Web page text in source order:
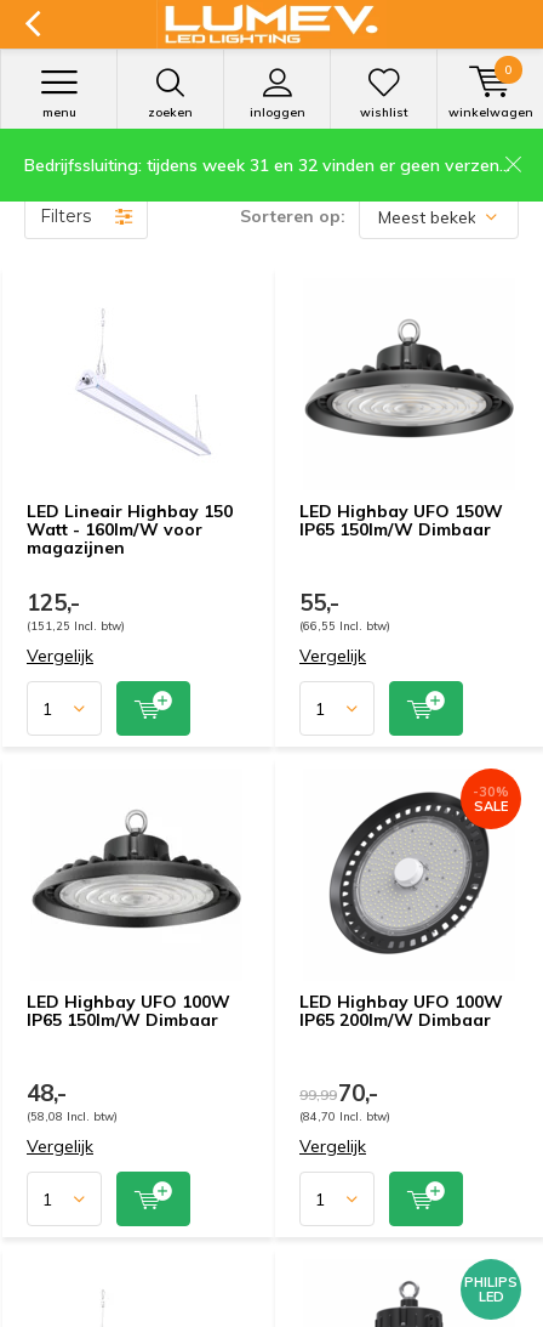
zoeken inloggen
menu wishlist winkelwagen
0
Bedrijfssluiting: tijdens week 31 en 32 vinden er geen verzendingen plaats.
Producten getagd met bedrijfshal
Filters Sorteren op:
LED Lineair Highbay 150
Watt - 160lm/W voor
magazijnen
125,-
(151,25 Incl. btw)
Vergelijk
LED Highbay UFO 150W
IP65 150lm/W Dimbaar
55,-
(66,55 Incl. btw)
Vergelijk
LED Highbay UFO 100W
IP65 150lm/W Dimbaar
48,-
(58,08 Incl. btw)
Vergelijk
LED Highbay UFO 100W
IP65 200lm/W Dimbaar
-30%
SALE
99,9970,-
(84,70 Incl. btw)
Vergelijk
PHILIPS
LED